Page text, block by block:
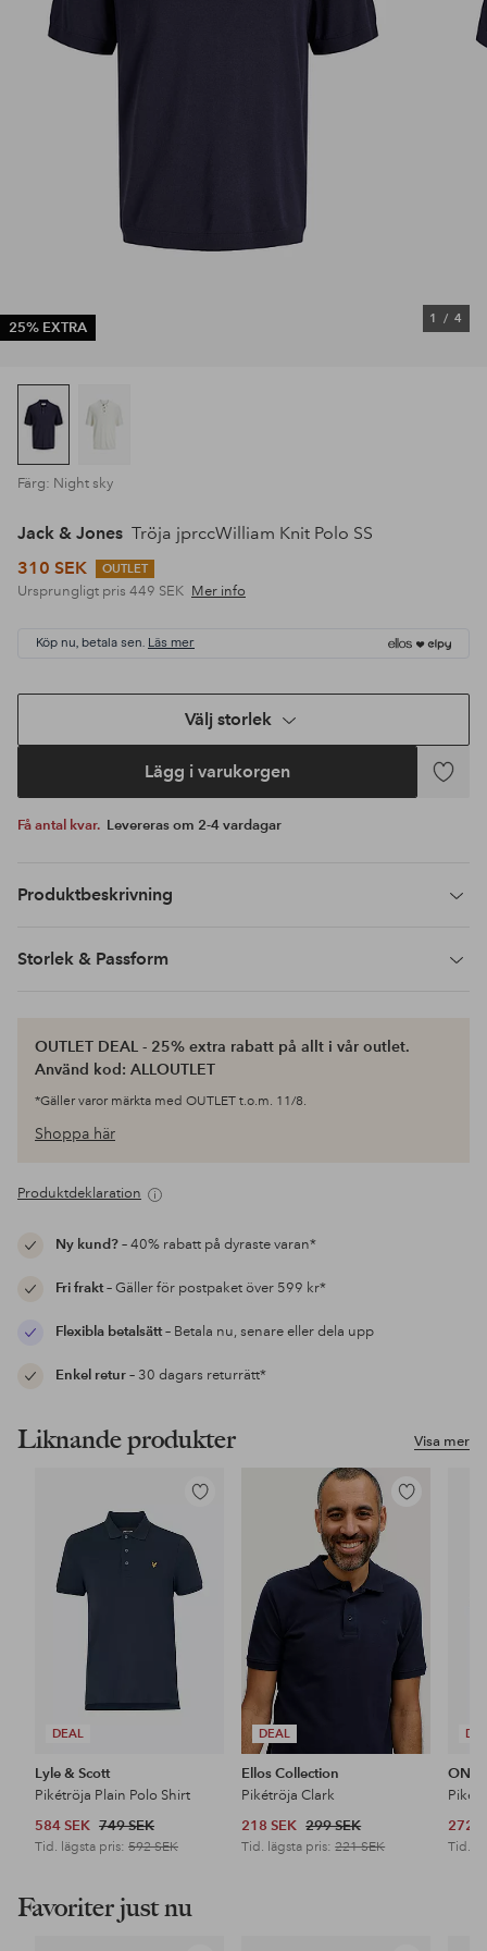
25% EXTRA
1 / 4
Färg: Night sky
Jack & Jones Tröja jprccWilliam Knit Polo SS
310 SEK
OUTLET
Ursprungligt pris 449 SEK Mer info
Köp nu, betala sen. Läs mer
Välj storlek
Lägg i varukorgen
Lägg
Få antal kvar. Levereras om 2-4 vardagar
Produktbeskrivning
Storlek & Passform
OUTLET DEAL - 25% extra rabatt på allt i vår outlet.
Använd kod: ALLOUTLET
*Gäller varor märkta med OUTLET t.o.m. 11/8.
Shoppa här
Produktdeklaration
Ny kund?– 40% rabatt på dyraste varan*
Fri frakt– Gäller för postpaket över 599 kr*
Flexibla betalsätt– Betala nu, senare eller dela upp
Enkel retur– 30 dagars returrätt*
Visa mer
Liknande produkter
DEAL
Lägg
i
favoriter
Lyle & Scott
Pikétröja Plain Polo Shirt
584 SEK 749 SEK
Tid. lägsta pris: 592 SEK
DEAL
Lägg
Ellos Collection
Pikétröja Clark
218 SEK 299 SEK
Tid. lägsta pris:221 SEK
272
Tid.
Favoriter just nu